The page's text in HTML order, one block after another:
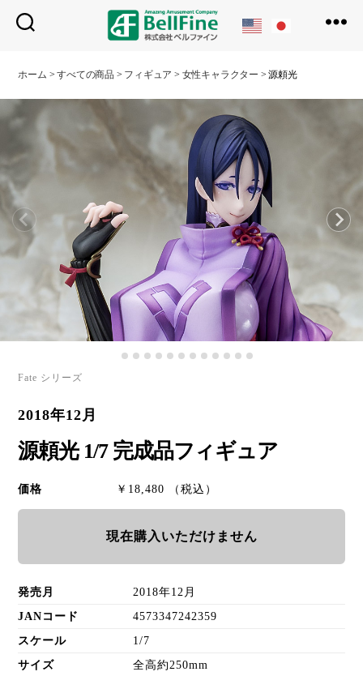
フ
イ
ホーム >すべての商品 > フィギュア > 女性キャラクター >源頼光
Fate シリーズ
2018年12月
源頼光 1/7 完成品フィギュア
価格 ￥18,480 （税込）
現在購入いただけません
発売月 2018年12月
JANコード 4573347242359
スケール 1/7
サイズ 全高約250mm